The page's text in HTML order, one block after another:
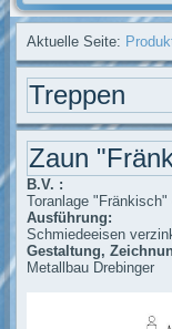
Aktuelle Seite:
Treppen
Zaun
B.V. :
Toranlage "Fränkisch"
Ausführung:
Schmiedeeisen
Gestaltung,
Metallbau Drebinger